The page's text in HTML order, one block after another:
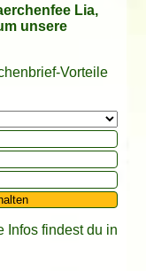
Lia,
unsere
Vorteile
Infos findest du in